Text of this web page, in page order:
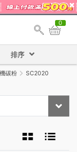
0
排序
碳粉 SC2020